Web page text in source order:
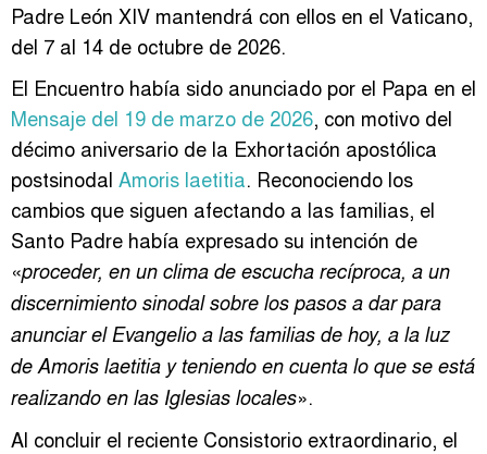
Padre León XIV mantendrá con ellos en el Vaticano,
del 7 al 14 de octubre de 2026.
El Encuentro había sido anunciado por el Papa en el
Mensaje del 19 de marzo de 2026, con motivo del
décimo aniversario de la Exhortación apostólica
postsinodal Amoris laetitia. Reconociendo los
cambios que siguen afectando a las familias, el
Santo Padre había expresado su intención de
«proceder, en un clima de escucha recíproca, a un
discernimiento sinodal sobre los pasos a dar para
anunciar el Evangelio a las familias de hoy, a la luz
deAmoris laetitia y teniendo en cuenta lo que se está
realizando en las Iglesias locales».
Al concluir el reciente Consistorio extraordinario, el